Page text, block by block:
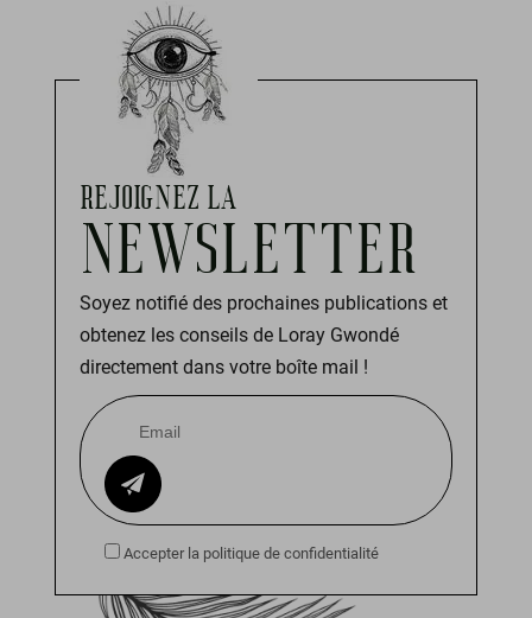
REJOIGNEZ LA
NEWSLETTER
Soyez notifié des prochaines publications et
obtenez les conseils de Loray Gwondé
directement dans votre boîte mail !
Accepter la politique de confidentialité